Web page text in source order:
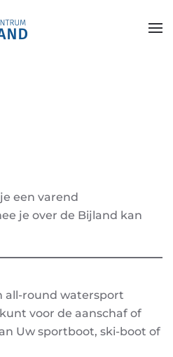
een varend
je over de Bijland kan
all-round watersport
voor de aanschaf of
Uw sportboot, ski-boot of